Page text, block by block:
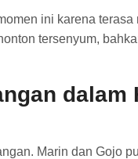
ini karena
tersenyum,
dalam
Marin dan Gojo